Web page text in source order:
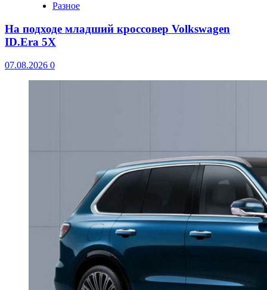
Разное
На подходе младший кроссовер Volkswagen
ID.Era 5X
07.08.2026 0